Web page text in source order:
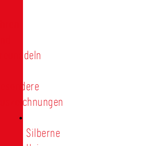
Treunadeln
Besondere
Auszeichnungen
Silberne